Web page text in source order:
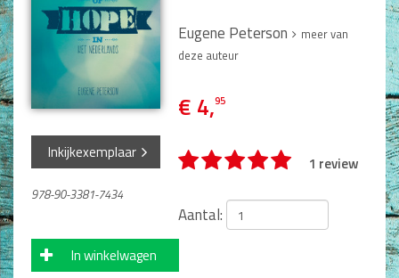
Man
Vrouw
Alle producten
Seksualiteit
Jongerenboeken
Kinderboeken
Kinderbijbels
Zelf lezen
Doeboeken
Inkijkexemplaar
978-90-3381-7434
Eugene Peterson
meer van
deze auteur
€ 4,95
1 review
Aantal:
In winkelwagen